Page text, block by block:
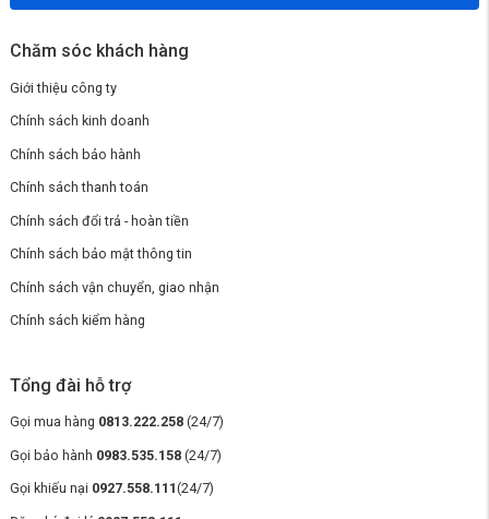
đại, tính năng bảo mật tiên tiến và nền tảng quản lý đám mây, đây là
tìm kiếm một thiết bị mạng đáng tin cậy. Mặc dù có một số hạn chế
nhỏ, nhưng những ưu điểm mà RG-ES210GS-P mang lại hoàn toàn vượt
Chăm sóc khách hàng
Giới thiệu công ty
Chính sách kinh doanh
Chính sách bảo hành
Chính sách thanh toán
Chính sách đổi trả - hoàn tiền
Chính sách bảo mật thông tin
Chính sách vận chuyển, giao nhận
Chính sách kiểm hàng
Tổng đài hỗ trợ
Gọi mua hàng 0813.222.258 (24/7)
Gọi bảo hành 0983.535.158 (24/7)
Gọi khiếu nại 0927.558.111(24/7)